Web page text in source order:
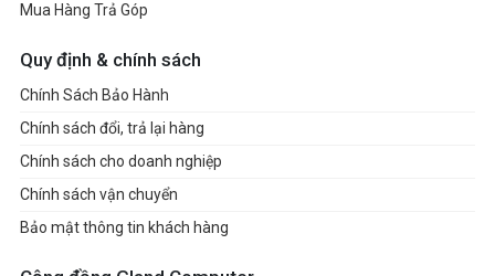
Mua Hàng Trả Góp
Quy định & chính sách
Chính Sách Bảo Hành
Chính sách đổi, trả lại hàng
Chính sách cho doanh nghiệp
Chính sách vận chuyển
Bảo mật thông tin khách hàng